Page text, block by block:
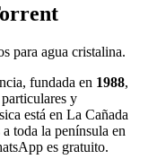
para agua cristalina.
fundada en 1988,
y
está en La Cañada
toda la península en
es gratuito.